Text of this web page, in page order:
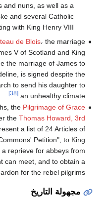
and nuns, as well as a
and several Catholic
with King Henry VIII.
de Blois، the marriage
V of Scotland and King
the marriage of James to
is signed despite the
to send his daughter to
an unhealthy climate.
[38]
the Pilgrimage of Grace
the Thomas Howard, 3rd
a list of 24 Articles of
Petition", to King
a reprieve for abbeys from
can meet, and to obtain a
for the rebel pilgrims.
مجهولة التاريخ